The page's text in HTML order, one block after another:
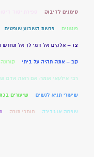
סימנים לדיבוק ספירת יסוד
פוטונים פרשת השבוע שופטים
צז – אלקים אל דמי לך אל
קב – אתה תהיה על ביתי
רבי אילעאי אומר: אם רואה אדם
שיעורי תניא לנשים שיעורים
שפחה או גבירה תומכי תורה